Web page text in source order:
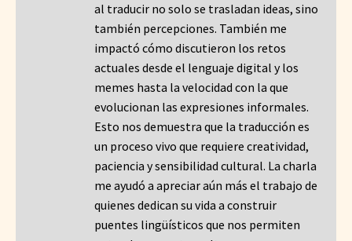
al traducir no solo se trasladan ideas, sino
también percepciones. También me
impactó cómo discutieron los retos
actuales desde el lenguaje digital y los
memes hasta la velocidad con la que
evolucionan las expresiones informales.
Esto nos demuestra que la traducción es
un proceso vivo que requiere creatividad,
paciencia y sensibilidad cultural. La charla
me ayudó a apreciar aún más el trabajo de
quienes dedican su vida a construir
puentes lingüísticos que nos permiten